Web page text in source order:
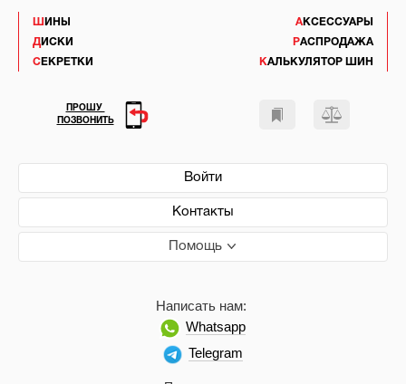
ШИНЫ
ДИСКИ
СЕКРЕТКИ
АКСЕССУАРЫ
РАСПРОДАЖА
КАЛЬКУЛЯТОР ШИН
Войти
Контакты
Помощь
Написать нам:
Whatsapp
Telegram
ПРОШУ
ПОЗВОНИТЬ